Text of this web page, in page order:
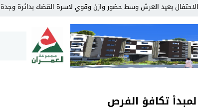
بعيد العرش وسط حضور وازن وقوي لاسرة القضاء بدائرة وجدة
تكافؤ الفرص